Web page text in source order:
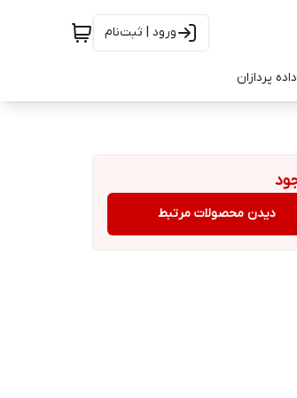
ورود | ثبت‌نام
پردازان
دیدن محصولات مرتبط